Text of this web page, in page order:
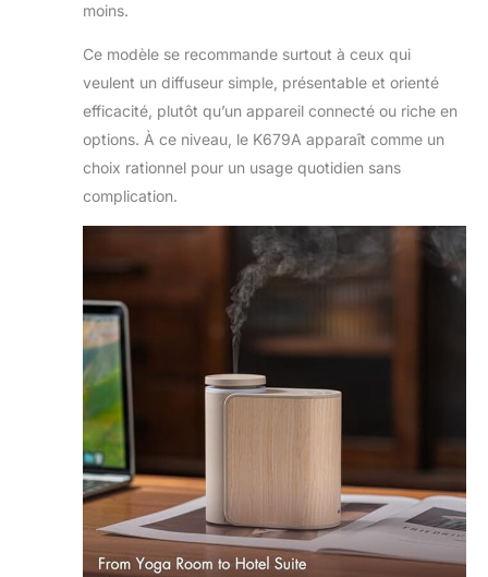
moins.
Ce modèle se recommande surtout à ceux qui
veulent un diffuseur simple, présentable et orienté
efficacité, plutôt qu’un appareil connecté ou riche en
options. À ce niveau, le K679A apparaît comme un
choix rationnel pour un usage quotidien sans
complication.